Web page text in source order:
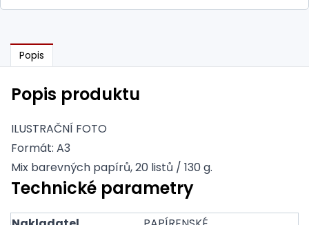
Popis
Popis produktu
ILUSTRAČNÍ FOTO
Formát: A3
Mix barevných papírů, 20 listů / 130 g.
Technické parametry